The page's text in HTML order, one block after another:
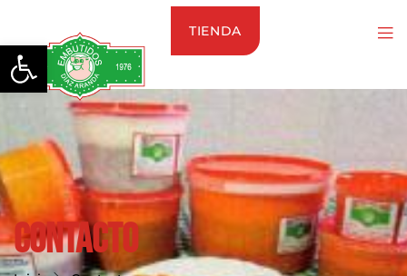
Abrir barra de herramientas
TIENDA
Contacto